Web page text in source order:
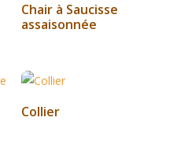
Chair à Saucisse
assaisonnée
Collier